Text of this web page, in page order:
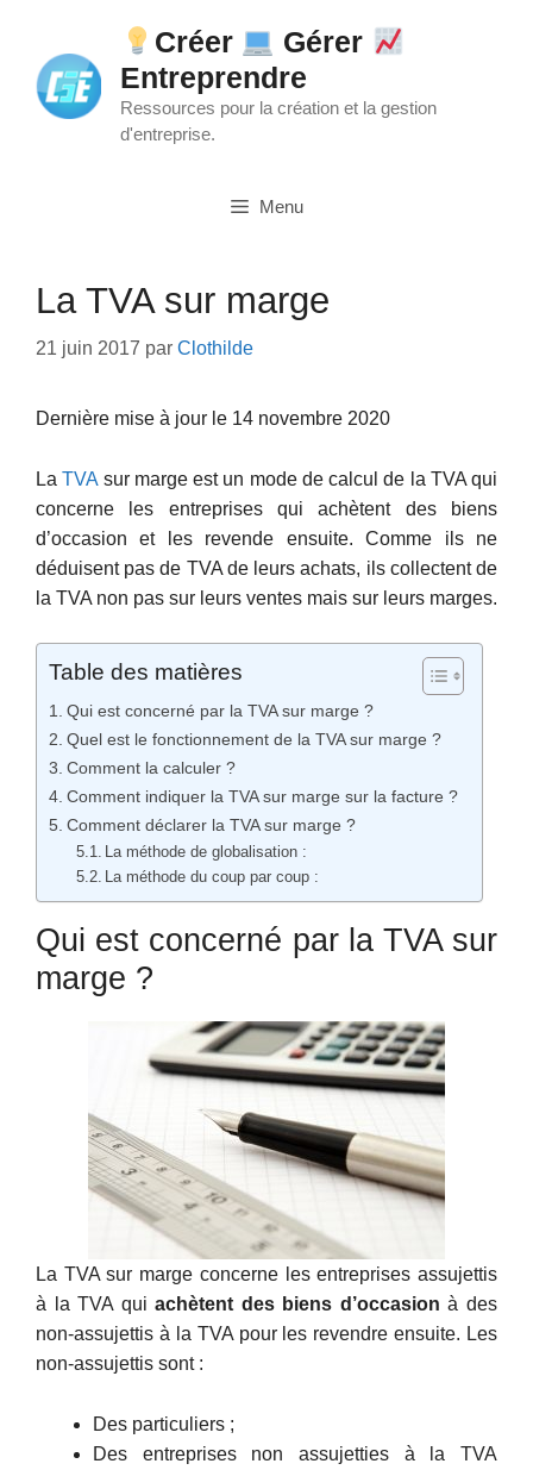
contenu
Créer
Gérer
Entreprendre
Ressources pour la création et la gestion
d'entreprise.
Menu
La TVA sur marge
21 juin 2017 par Clothilde
Dernière mise à jour le 14 novembre 2020
LaTVA sur marge est un mode de calcul de la TVA qui
concerne les entreprises qui achètent des biens
d’occasion et les revende ensuite. Comme ils ne
déduisent pas de TVA de leurs achats, ils collectent de
la TVA non pas sur leurs ventes mais sur leurs marges.
Table des matières
Qui est concerné par la TVA sur marge ?
Quel est le fonctionnement de la TVA sur marge ?
Comment la calculer ?
Comment indiquer la TVA sur marge sur la facture ?
Comment déclarer la TVA sur marge ?
La méthode de globalisation :
La méthode du coup par coup :
Qui est concerné par la TVA sur
marge ?
La TVA sur marge concerne les entreprises assujettis
à la TVA quiachètent des biens d’occasion à des
non-assujettis à la TVA pour les revendre ensuite. Les
non-assujettis sont :
Des particuliers ;
Des entreprises non assujetties à la TVA